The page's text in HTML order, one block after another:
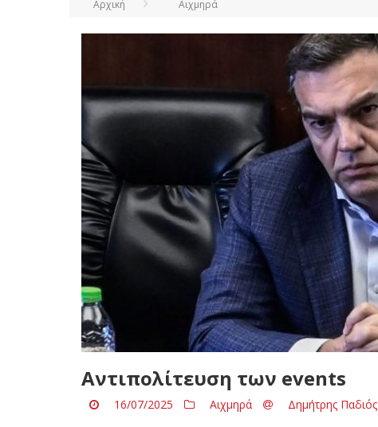
Αρχική Αιχμηρά
Αντιπολίτευση των events
16/07/2025 Αιχμηρά Δημήτρης Παδιός